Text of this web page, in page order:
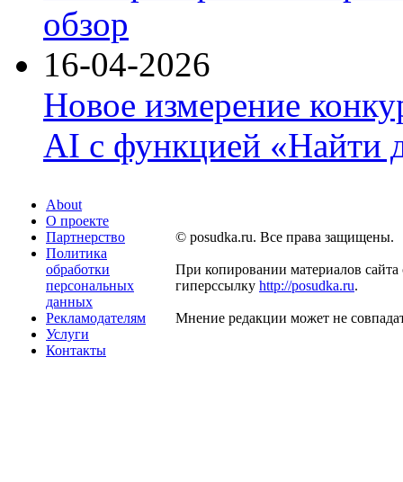
обзор
16-04-2026
Новое измерение
AI с функцией «Найти
About
О проекте
Партнерство
Политика
обработки
персональных
данных
Рекламодателям
Услуги
Контакты
© posudka.ru. Все права защищены.
При копировании материалов сайта
гиперссылку http://posudka.ru.
Мнение редакции может не